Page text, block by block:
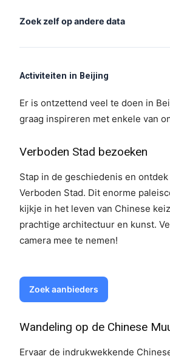
Zoek zelf op andere data
Activiteiten in Beijing
Er is ontzettend veel te doen in
graag inspireren met enkele van
Verboden Stad bezoeken
Stap in de geschiedenis en
Verboden Stad. Dit enorme
kijkje in het leven van Chinese
prachtige architectuur en kunst.
camera mee te nemen!
Zoek aanbieders
Wandeling op de Chinese
Ervaar de indrukwekkende